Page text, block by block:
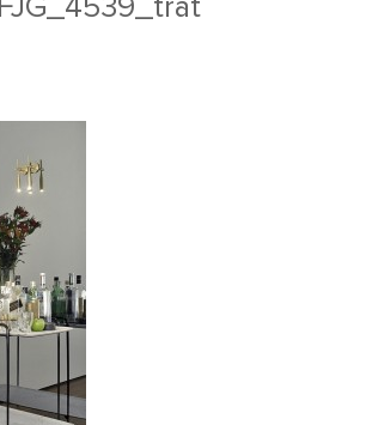
FJG_4539_trat